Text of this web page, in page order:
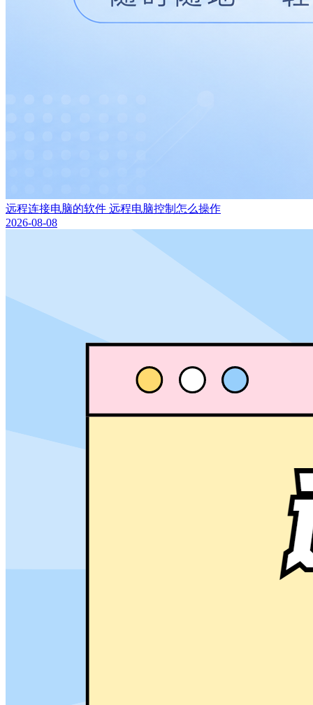
远程连接电脑的软件 远程电脑控制怎么操作
2026-08-08